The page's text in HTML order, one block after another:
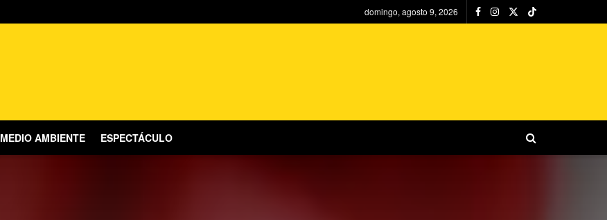
domingo, agosto 9, 2026
MEDIO AMBIENTE ESPECTÁCULO